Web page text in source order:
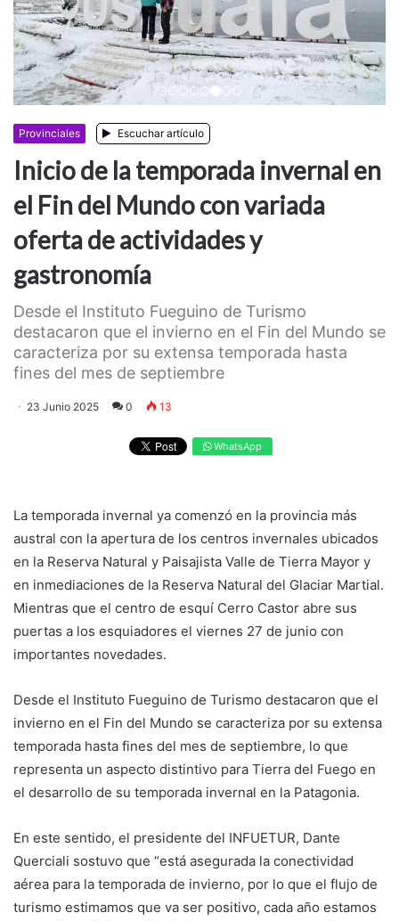
AnteriorSiguiente
Provinciales Escuchar artículo
Inicio de la temporada invernal en
el Fin del Mundo con variada
oferta de actividades y
gastronomía
Desde el Instituto Fueguino de Turismo
destacaron que el invierno en el Fin del Mundo se
caracteriza por su extensa temporada hasta
fines del mes de septiembre
23 Junio 2025 0 13
WhatsApp
La temporada invernal ya comenzó en la provincia más
austral con la apertura de los centros invernales ubicados
en la Reserva Natural y Paisajista Valle de Tierra Mayor y
en inmediaciones de la Reserva Natural del Glaciar Martial.
Mientras que el centro de esquí Cerro Castor abre sus
puertas a los esquiadores el viernes 27 de junio con
importantes novedades.
Desde el Instituto Fueguino de Turismo destacaron que el
invierno en el Fin del Mundo se caracteriza por su extensa
temporada hasta fines del mes de septiembre, lo que
representa un aspecto distintivo para Tierra del Fuego en
el desarrollo de su temporada invernal en la Patagonia.
En este sentido, el presidente del INFUETUR, Dante
Querciali sostuvo que “está asegurada la conectividad
aérea para la temporada de invierno, por lo que el flujo de
turismo estimamos que va ser positivo, cada año estamos